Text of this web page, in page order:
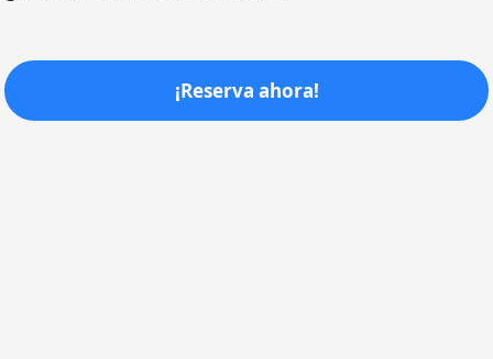
¡Reserva ahora!